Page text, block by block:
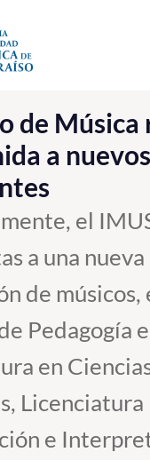
al contenido
e Innovación
el Medio
de Música
a nuevos
el
a una nueva
de músicos,
Pedagogía
en
e